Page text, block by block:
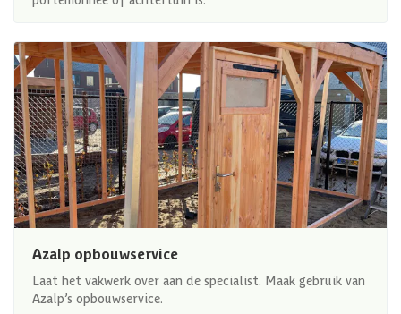
Azalp opbouwservice
Laat het vakwerk over aan de specialist. Maak gebruik van
Azalp’s opbouwservice.